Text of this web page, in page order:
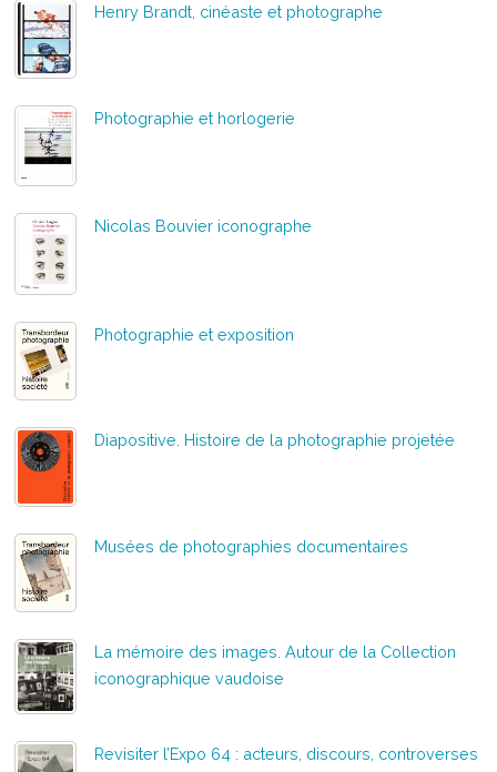
Henry Brandt, cinéaste et photographe
Photographie et horlogerie
Nicolas Bouvier iconographe
Photographie et exposition
Diapositive. Histoire de la photographie projetée
Musées de photographies documentaires
La mémoire des images. Autour de la Collection
iconographique vaudoise
Revisiter l’Expo 64 : acteurs, discours, controverses